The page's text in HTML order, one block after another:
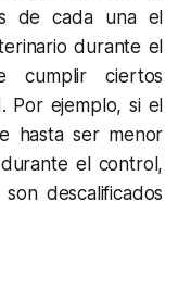
de cada una el
durante el
cumplir ciertos
Por ejemplo, si el
hasta ser menor
el control,
descalificados